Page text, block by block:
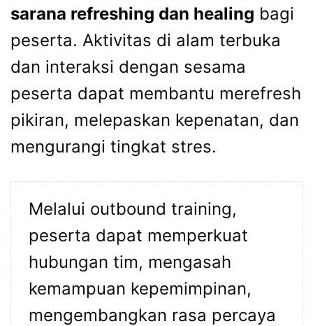
sarana refreshing dan healing bagi
peserta. Aktivitas di alam terbuka
dan interaksi dengan sesama
peserta dapat membantu merefresh
pikiran, melepaskan kepenatan, dan
mengurangi tingkat stres.
Melalui outbound training,
peserta dapat memperkuat
hubungan tim, mengasah
kemampuan kepemimpinan,
mengembangkan rasa percaya